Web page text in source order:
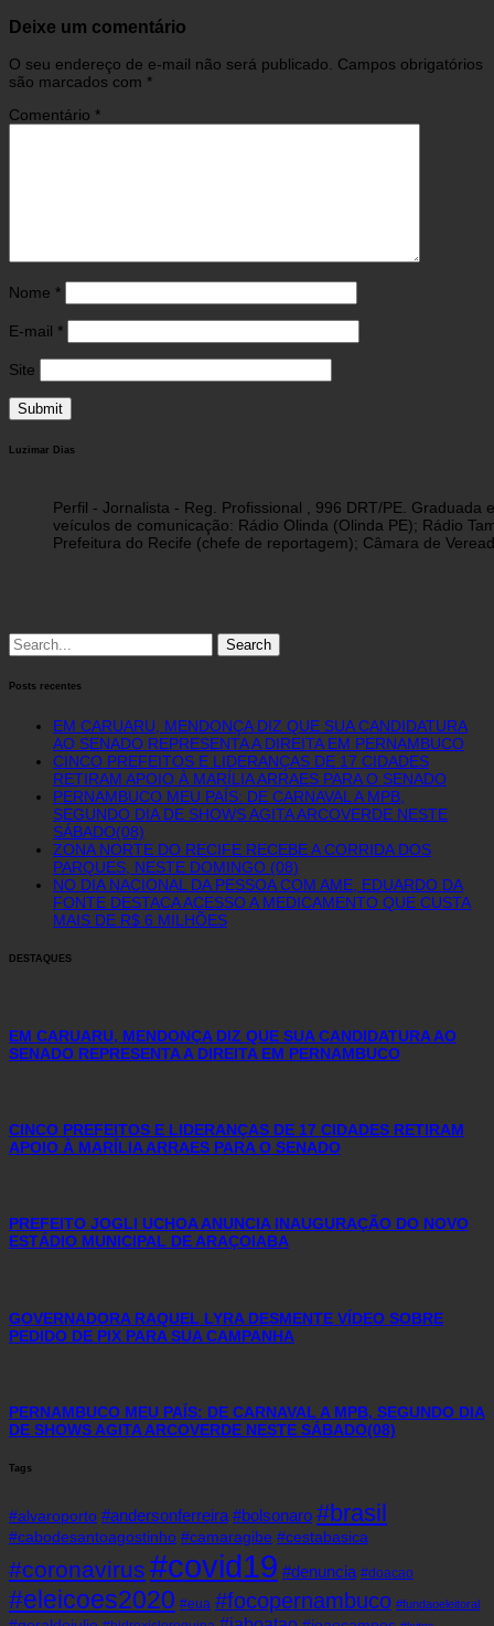
Deixe um comentário
O seu endereço de e-mail não será publicado. Campos obrigatórios
são marcados com *
Comentário *
Nome *
E-mail *
Site
Luzimar Dias
Perfil - Jornalista - Reg. Profissional , 996 DRT/PE.
veículos de comunicação: Rádio Olinda (Olinda PE); Rádio
Prefeitura do Recife (chefe de reportagem); Câmara de
Search
for:
Posts recentes
EM CARUARU, MENDONÇA DIZ QUE SUA CANDIDATURA
AO SENADO REPRESENTA A DIREITA EM PERNAMBUCO
CINCO PREFEITOS E LIDERANÇAS DE 17 CIDADES
RETIRAM APOIO À MARÍLIA ARRAES PARA O SENADO
PERNAMBUCO MEU PAÍS: DE CARNAVAL A MPB,
SEGUNDO DIA DE SHOWS AGITA ARCOVERDE NESTE
SÁBADO(08)
ZONA NORTE DO RECIFE RECEBE A CORRIDA DOS
PARQUES, NESTE DOMINGO (08)
NO DIA NACIONAL DA PESSOA COM AME, EDUARDO DA
FONTE DESTACA ACESSO A MEDICAMENTO QUE CUSTA
MAIS DE R$ 6 MILHÕES
DESTAQUES
EM CARUARU, MENDONÇA DIZ QUE SUA CANDIDATURA AO
SENADO REPRESENTA A DIREITA EM PERNAMBUCO
CINCO PREFEITOS E LIDERANÇAS DE 17 CIDADES RETIRAM
APOIO À MARÍLIA ARRAES PARA O SENADO
PREFEITO JOGLI UCHOA ANUNCIA INAUGURAÇÃO DO NOVO
ESTÁDIO MUNICIPAL DE ARAÇOIABA
GOVERNADORA RAQUEL LYRA DESMENTE VÍDEO SOBRE
PEDIDO DE PIX PARA SUA CAMPANHA
PERNAMBUCO MEU PAÍS: DE CARNAVAL A MPB, SEGUNDO DIA
DE SHOWS AGITA ARCOVERDE NESTE SÁBADO(08)
Tags
#alvaroporto #andersonferreira #bolsonaro #brasil
#cabodesantoagostinho #camaragibe #cestabasica
#coronavirus #covid19 #denuncia #doacao
#eleicoes2020 #eua #focopernambuco #fundaoeleitoral